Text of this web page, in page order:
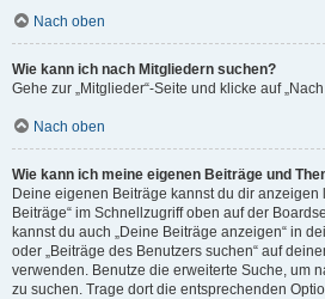
Nach oben
Wie kann ich nach Mitgliedern suchen?
Gehe zur „Mitglieder“-Seite und klicke auf
Nach oben
Wie kann ich meine eigenen Beiträge und
Deine eigenen Beiträge kannst du dir anzeigen
Beiträge“ im Schnellzugriff oben auf der
kannst du auch „Deine Beiträge anzeigen“ in
oder „Beiträge des Benutzers suchen“ auf
verwenden. Benutze die erweiterte Suche, um
zu suchen. Trage dort die entsprechenden